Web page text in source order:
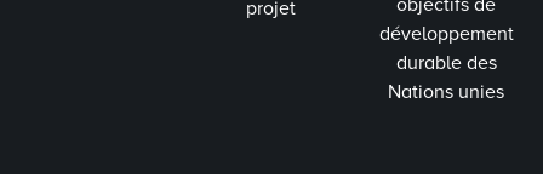
projet
objectifs de
développement
durable des
Nations unies